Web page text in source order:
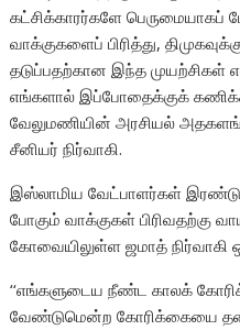
கட்சிக்காரர்களே பெருமையாகப்
வாக்குகளைப் பிரித்து,
தடுப்பதற்கான இந்த
எங்களால் இப்போதைக்குக்
வேலுமணியின் அரசியல்
சீனியர் நிர்வாகி.
இஸ்லாமிய வேட்பாளர்கள் இரண்டு
போகும் வாக்குகள் பிரிவதற்கு
கோவையிலுள்ள ஜமாத் நிர்வாகி
‘‘எங்களுடைய நீண்ட காலக்
வேண்டுமென்ற கோரிக்கையை